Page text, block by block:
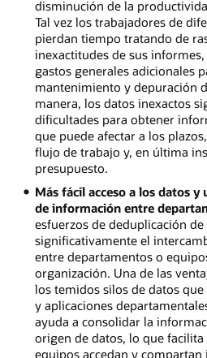
disminución de la
Tal vez los trabajadores de
pierdan tiempo tratando de
inexactitudes de sus
gastos generales adicionales
mantenimiento y depuración
manera, los datos inexactos
dificultades para obtener
que puede afectar a los
flujo de trabajo y, en última
presupuesto.
Más fácil acceso a los datos
de información entre
esfuerzos de deduplicación
significativamente el
entre departamentos o
organización. Una de las
los temidos silos de datos
y aplicaciones
ayuda a consolidar la
origen de datos, lo que
equipos accedan y